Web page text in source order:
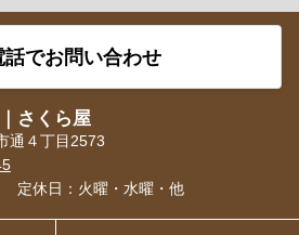
話でお問い合わせ
さくら屋
通４丁目2573
定休日：火曜・水曜・他